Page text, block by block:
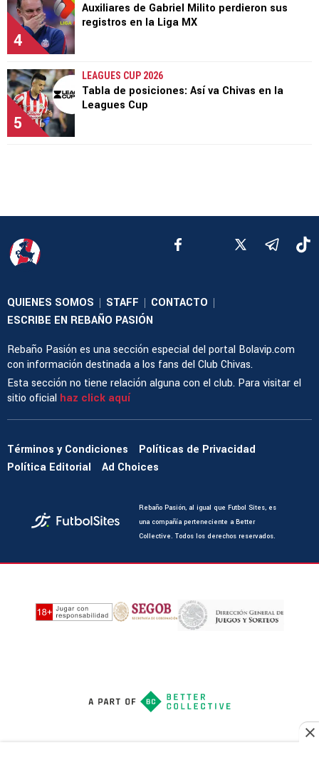
4
Auxiliares de Gabriel Milito perdieron sus
registros en la Liga MX
5
LEAGUES CUP 2026
Tabla de posiciones: Así va Chivas en la
Leagues Cup
QUIENES SOMOS | STAFF | CONTACTO |
ESCRIBE EN REBAÑO PASIÓN
Rebaño Pasión es una sección especial del portal Bolavip.com
con información destinada a los fans del Club Chivas.
Esta sección no tiene relación alguna con el club. Para visitar el
sitio oficial haz click aquí
Términos y Condiciones
Políticas de Privacidad
Política Editorial
Ad Choices
Rebaño Pasión, al igual que Futbol Sites, es
una compañía perteneciente a Better
Collective. Todos los derechos reservados.